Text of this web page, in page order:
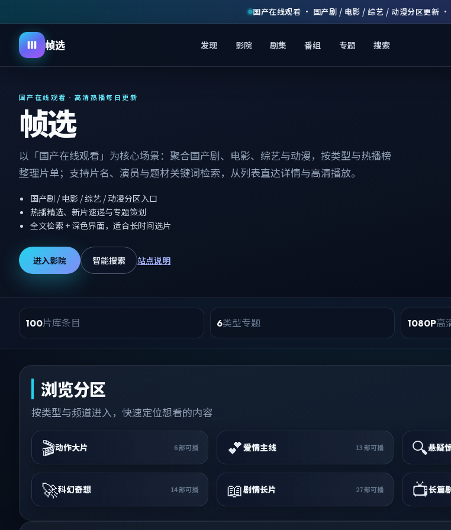
国产在线观看 · 国产剧 / 电影 / 综艺 / 动漫分区更新 ·
帧选 发现 影院 剧集 番组 专题 搜索
国产在线观看 · 高清热播每日更新
帧选
以「国产在线观看」为核心场景：聚合国产剧、电影、综艺与动漫，按类型与热播榜
整理片单；支持片名、演员与题材关键词检索，从列表直达详情与高清播放。
国产剧 / 电影 / 综艺 / 动漫分区入口
热播精选、新片速递与专题策划
全文检索 + 深色界面，适合长时间选片
进入影院 智能搜索 站点说明
100片库条目 6类型专题 1080P高
浏览分区
按类型与频道进入，快速定位想看的内容
🎬动作大片 6部可播 💕爱情主线 13部可播 🔍悬疑
🚀科幻奇想 14部可播 📖剧情长片 27部可播 📺长篇